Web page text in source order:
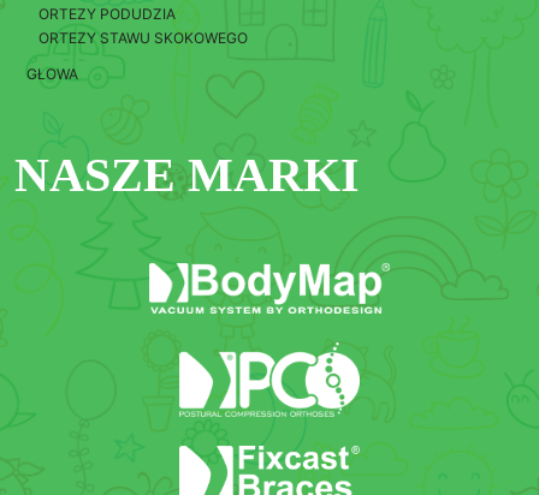
ORTEZY PODUDZIA
ORTEZY STAWU SKOKOWEGO
GŁOWA
NASZE MARKI